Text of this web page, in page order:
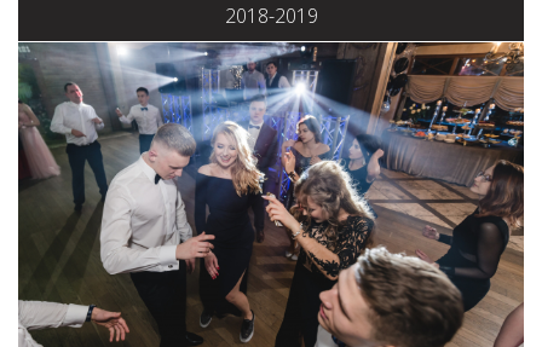
2018-2019